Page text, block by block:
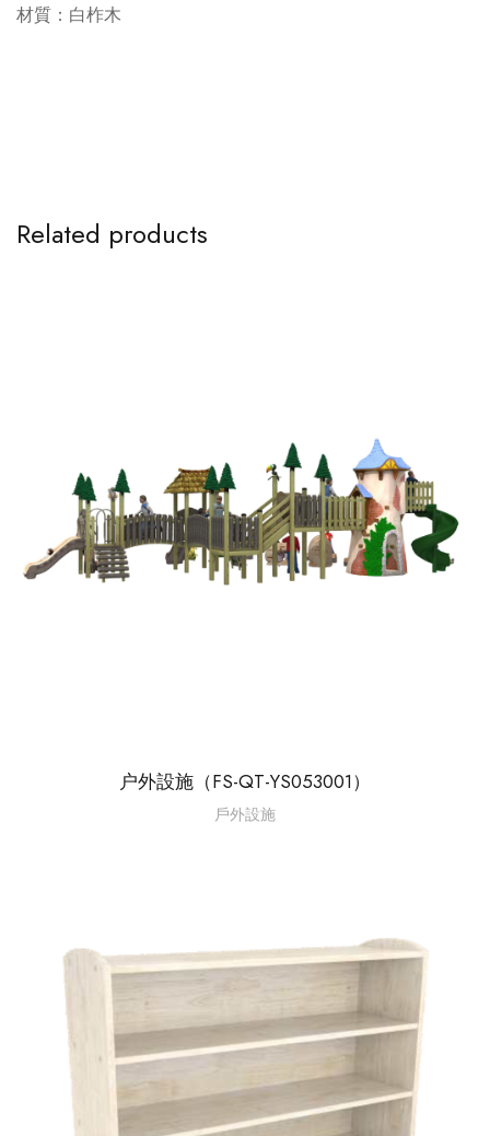
材質：白柞木
Related products
户外設施（FS-QT-YS053001）
戶外設施